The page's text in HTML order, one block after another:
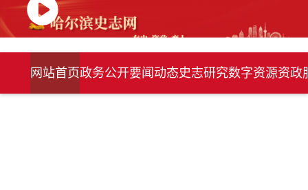
网站首页政务公开要闻动态史志研究数字资源资政